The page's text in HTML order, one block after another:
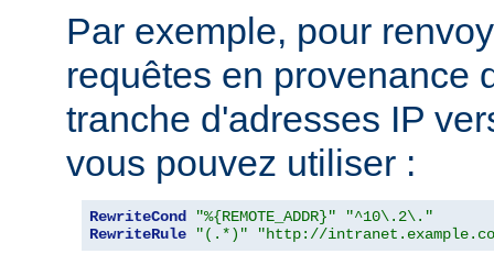
Par exemple, pour
requêtes en provenance
tranche d'adresses IP
vous pouvez utiliser :
RewriteCond "%{REMOTE_ADDR}"
"^10\.2\."
RewriteRule
"(.*)" "http://